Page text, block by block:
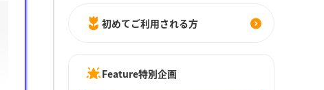
初めてご利用される方
Feature特別企画